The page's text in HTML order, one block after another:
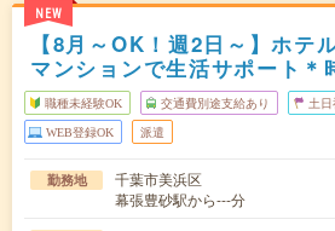
NEW
【8月～OK！週2日～】ホテ
マンションで生活サポート＊
職種未経験OK 交通費別途支給あり 土
WEB登録OK 派遣
勤務地
千葉市美浜区
幕張豊砂駅から---分